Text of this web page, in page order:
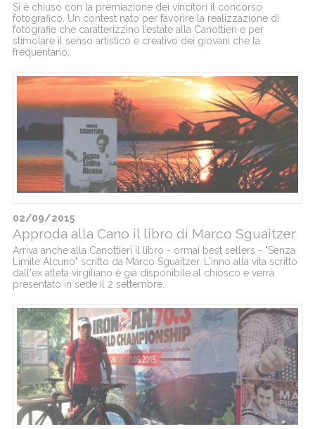
Si è chiuso con la premiazione dei vincitori il concorso
fotografico. Un contest nato per favorire la realizzazione di
fotografie che caratterizzino l’estate alla Canottieri e per
stimolare il senso artistico e creativo dei giovani che la
frequentano.
02/09/2015
Approda alla Cano il libro di Marco Sguaitzer
Arriva anche alla Canottieri il libro - ormai best sellers - "Senza
Limite Alcuno" scritto da Marco Sguaitzer. L'inno alla vita scritto
dall'ex atleta virgiliano è già disponibile al chiosco e verrà
presentato in sede il 2 settembre.